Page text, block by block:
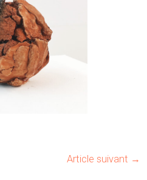
Article suivant →